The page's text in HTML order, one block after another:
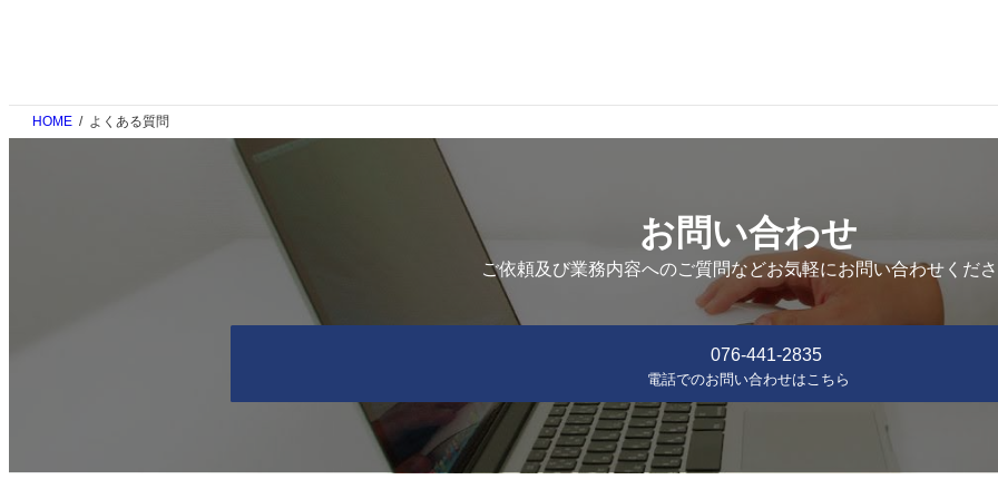
HOME よくある質問
お問い合わせ
ご依頼及び業務内容へのご質問などお気軽にお問い合わせくだ
076-441-2835
電話でのお問い合わせはこちら